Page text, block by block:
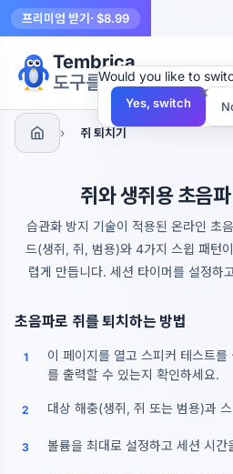
프리미엄 받기· $8.99
Tembrica
도구를 만듭니다
› 쥐 퇴치기
쥐와 생쥐용 초음
습관화 방지 기술이 적용된 온라인 초
드(생쥐, 쥐, 범용)와 4가지 스윕 패턴
렵게 만듭니다. 세션 타이머를 설정하
초음파로 쥐를 퇴치하는 방법
1
이 페이지를 열고 스피커 테스트
를 출력할 수 있는지 확인하세요.
2 대상 해충(생쥐, 쥐 또는 범용)과
3 볼륨을 최대로 설정하고 세션 시
×
Would you like to
Yes, switch